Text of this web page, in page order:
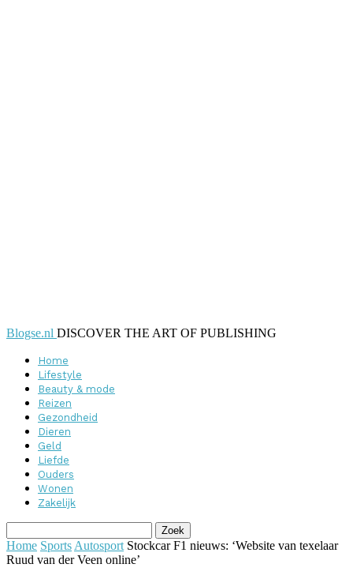
Blogse.nl DISCOVER THE ART OF PUBLISHING
Home
Lifestyle
Beauty & mode
Reizen
Gezondheid
Dieren
Geld
Liefde
Ouders
Wonen
Zakelijk
Home Sports Autosport Stockcar F1 nieuws: ‘Website van texelaar
Ruud van der Veen online’